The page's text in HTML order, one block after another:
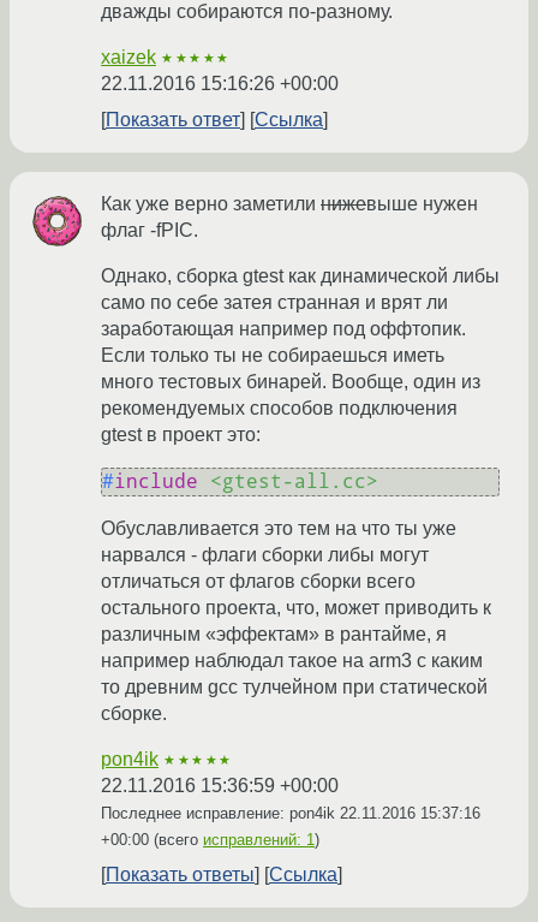
дважды собираются по-разному.
xaizek ★★★★★
22.11.2016 15:16:26 +00:00
Показать ответ
Ссылка
Как уже верно заметили нижевыше нужен
флаг -fPIC.
Однако, сборка gtest как динамической либы
само по себе затея странная и врят ли
заработающая например под оффтопик.
Если только ты не собираешься иметь
много тестовых бинарей. Вообще, один из
рекомендуемых способов подключения
gtest в проект это:
#include <gtest-all.cc>
Обуславливается это тем на что ты уже
нарвался - флаги сборки либы могут
отличаться от флагов сборки всего
остального проекта, что, может приводить к
различным «эффектам» в рантайме, я
например наблюдал такое на arm3 с каким
то древним gcc тулчейном при статической
сборке.
pon4ik ★★★★★
22.11.2016 15:36:59 +00:00
Последнее исправление: pon4ik 22.11.2016 15:37:16
+00:00 (всего исправлений: 1)
Показать ответы Ссылка